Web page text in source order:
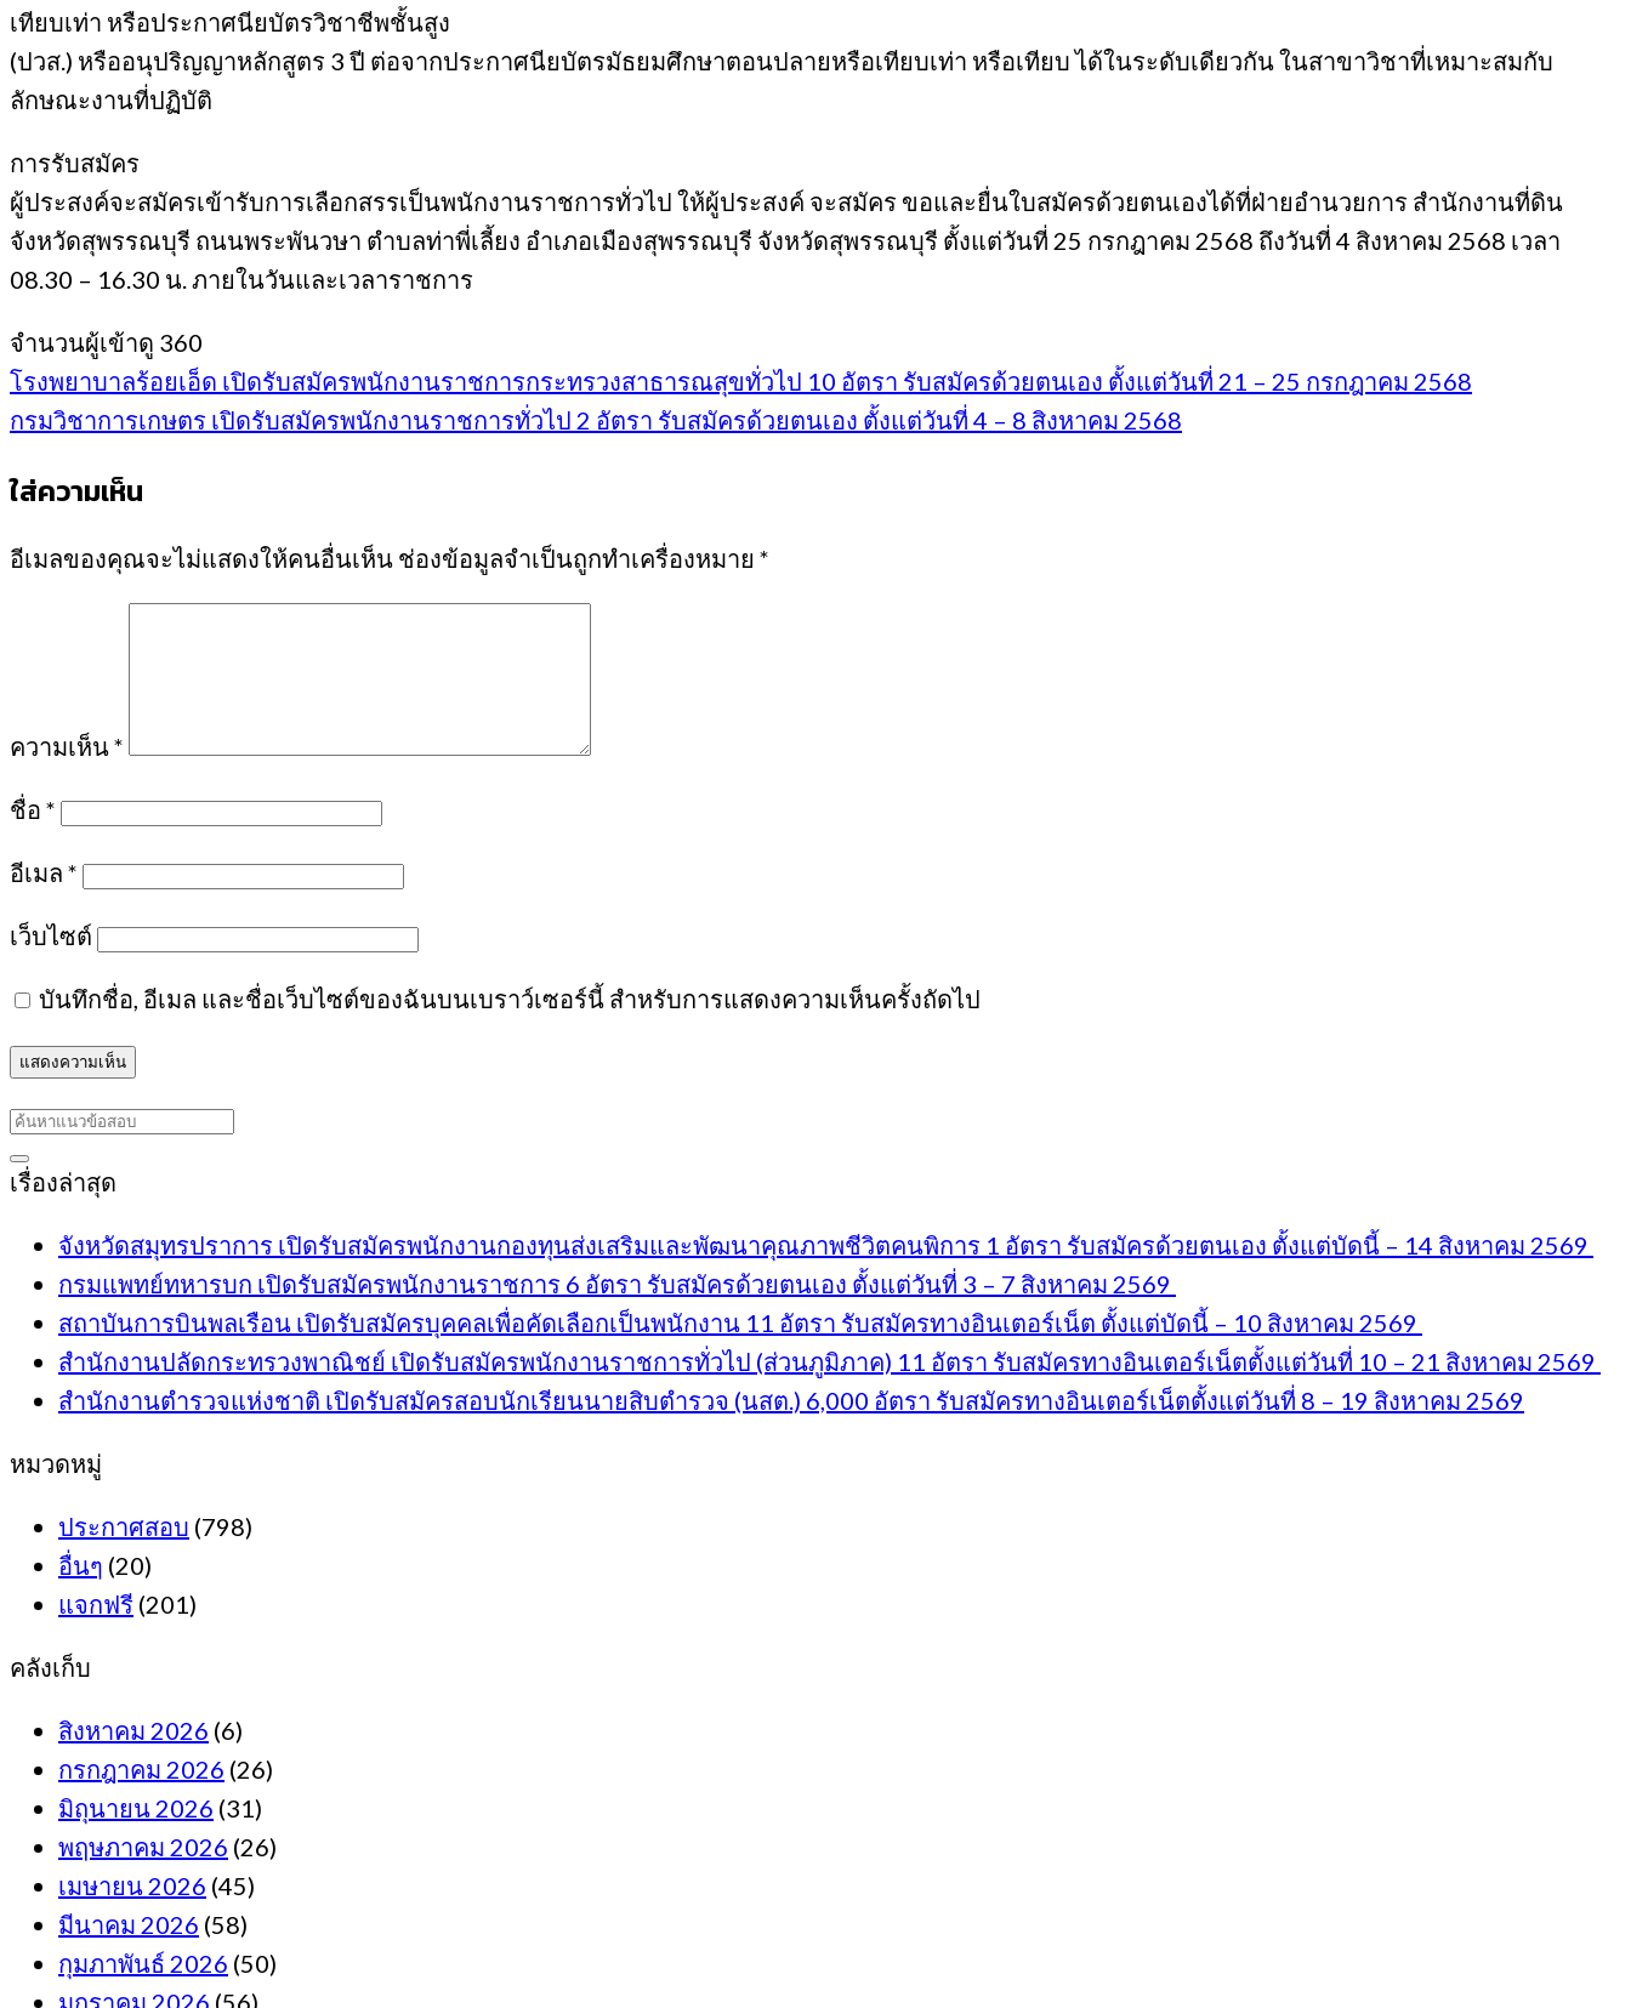
เทียบเท่า หรือประกาศนียบัตรวิชาชีพชั้นสูง
(ปวส.) หรืออนุปริญญาหลักสูตร 3 ปี ต่อจากประกาศนียบัตรมัธยมศึกษาตอนปลายหรือเทียบเท่า หรือเทียบ ได้ในระดับเดียวกัน ในสาขาวิชาที่เหมาะสมกับ
ลักษณะงานที่ปฏิบัติ
การรับสมัคร
ผู้ประสงค์จะสมัครเข้ารับการเลือกสรรเป็นพนักงานราชการทั่วไป ให้ผู้ประสงค์ จะสมัคร ขอและยื่นใบสมัครด้วยตนเองได้ที่ฝ่ายอำนวยการ สำนักงานที่ดิน
จังหวัดสุพรรณบุรี ถนนพระพันวษา ตำบลท่าพี่เลี้ยง อำเภอเมืองสุพรรณบุรี จังหวัดสุพรรณบุรี ตั้งแต่วันที่ 25 กรกฎาคม 2568 ถึงวันที่ 4 สิงหาคม 2568 เวลา
08.30 – 16.30 น. ภายในวันและเวลาราชการ
จำนวนผู้เข้าดู 360
โรงพยาบาลร้อยเอ็ด เปิดรับสมัครพนักงานราชการกระทรวงสาธารณสุขทั่วไป 10 อัตรา รับสมัครด้วยตนเอง ตั้งแต่วันที่ 21 – 25 กรกฎาคม 2568
กรมวิชาการเกษตร เปิดรับสมัครพนักงานราชการทั่วไป 2 อัตรา รับสมัครด้วยตนเอง ตั้งแต่วันที่ 4 – 8 สิงหาคม 2568
ใส่ความเห็น
อีเมลของคุณจะไม่แสดงให้คนอื่นเห็น ช่องข้อมูลจำเป็นถูกทำเครื่องหมาย *
ความเห็น*
ชื่อ *
อีเมล *
เว็บไซต์
บันทึกชื่อ, อีเมล และชื่อเว็บไซต์ของฉันบนเบราว์เซอร์นี้ สำหรับการแสดงความเห็นครั้งถัดไป
เรื่องล่าสุด
จังหวัดสมุทรปราการ เปิดรับสมัครพนักงานกองทุนส่งเสริมและพัฒนาคุณภาพชีวิตคนพิการ 1 อัตรา รับสมัครด้วยตนเอง ตั้งแต่บัดนี้ – 14 สิงหาคม 2569
กรมแพทย์ทหารบก เปิดรับสมัครพนักงานราชการ 6 อัตรา รับสมัครด้วยตนเอง ตั้งแต่วันที่ 3 – 7 สิงหาคม 2569
สถาบันการบินพลเรือน เปิดรับสมัครบุคคลเพื่อคัดเลือกเป็นพนักงาน 11 อัตรา รับสมัครทางอินเตอร์เน็ต ตั้งแต่บัดนี้ – 10 สิงหาคม 2569
สำนักงานปลัดกระทรวงพาณิชย์ เปิดรับสมัครพนักงานราชการทั่วไป (ส่วนภูมิภาค) 11 อัตรา รับสมัครทางอินเตอร์เน็ตตั้งแต่วันที่ 10 – 21 สิงหาคม 2569
สำนักงานตำรวจแห่งชาติ เปิดรับสมัครสอบนักเรียนนายสิบตำรวจ (นสต.) 6,000 อัตรา รับสมัครทางอินเตอร์เน็ตตั้งแต่วันที่ 8 – 19 สิงหาคม 2569
หมวดหมู่
ประกาศสอบ (798)
อื่นๆ (20)
แจกฟรี (201)
คลังเก็บ
สิงหาคม 2026 (6)
กรกฎาคม 2026 (26)
มิถุนายน 2026 (31)
พฤษภาคม 2026 (26)
เมษายน 2026 (45)
มีนาคม 2026 (58)
กุมภาพันธ์ 2026 (50)
มกราคม 2026 (56)